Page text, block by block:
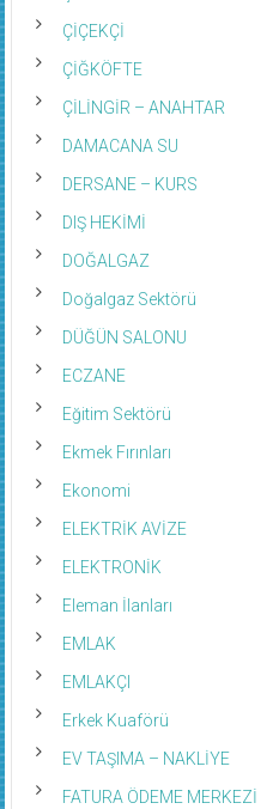
ÇİÇEKÇİ
ÇİĞKÖFTE
ÇİLİNGİR – ANAHTAR
DAMACANA SU
DERSANE – KURS
DIŞ HEKİMİ
DOĞALGAZ
Doğalgaz Sektörü
DÜĞÜN SALONU
ECZANE
Eğitim Sektörü
Ekmek Fırınları
Ekonomi
ELEKTRİK AVİZE
ELEKTRONİK
Eleman İlanları
EMLAK
EMLAKÇI
Erkek Kuaförü
EV TAŞIMA – NAKLİYE
FATURA ÖDEME MERKEZİ